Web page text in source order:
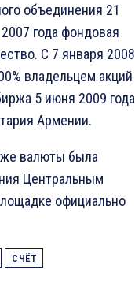
объединения 21
года фондовая
С 7 января 2008
владельцем акций
5 июня 2009 года
Армении.
валюты была
Центральным
официально
СЧЁТ